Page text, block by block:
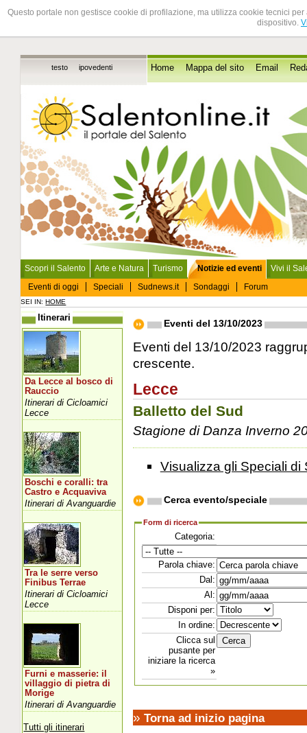
Questo portale non gestisce cookie di profilazione, ma utilizza cookie tecnici
dispositivo.
testo ipovedenti Home Mappa del sito Email
Scopri il Salento Arte e Natura Turismo
Notizie ed eventi
Eventi di oggi
Speciali Sudnews.it Sondaggi Forum
Vivi il
SEI IN:HOME
Eventi del 13/10/2023
Eventi del 13/10/2023
crescente.
Lecce
Balletto del Sud
Stagione di Danza Inverno
Visualizza gli Speciali di
Cerca evento/speciale
Form di ricerca
Categoria:
Parola chiave:
Dal:
Al:
Disponi per:
In ordine:
Clicca sul
pusante per
iniziare la ricerca
»
» Torna ad inizio pagina
Itinerari
Da Lecce al bosco di
Rauccio
Itinerari di Cicloamici
Lecce
Boschi e coralli: tra
Castro e Acquaviva
Itinerari di Avanguardie
Tra le serre verso
Finibus Terrae
Itinerari di Cicloamici
Lecce
Furni e masserie: il
villaggio di pietra di
Morige
Itinerari di Avanguardie
Tutti gli itinerari